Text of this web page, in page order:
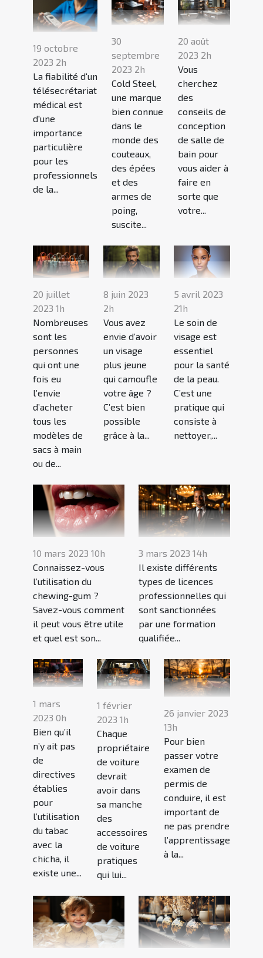
19 octobre
2023 2h
La fiabilité d'un
télésecrétariat
médical est
d'une
importance
particulière
pour les
professionnels
de la...
30
septembre
2023 2h
Cold Steel,
une marque
bien connue
dans le
monde des
couteaux,
des épées
et des
armes de
poing,
suscite...
20 août
2023 2h
Vous
cherchez
des
conseils de
conception
de salle de
bain pour
vous aider à
faire en
sorte que
votre...
20 juillet
2023 1h
Nombreuses
sont les
personnes
qui ont une
fois eu
l’envie
d’acheter
tous les
modèles de
sacs à main
ou de...
8 juin 2023
2h
Vous avez
envie d’avoir
un visage
plus jeune
qui camoufle
votre âge ?
C’est bien
possible
grâce à la...
5 avril 2023
21h
Le soin de
visage est
essentiel
pour la santé
de la peau.
C’est une
pratique qui
consiste à
nettoyer,...
10 mars 2023 10h
Connaissez-vous
l’utilisation du
chewing-gum ?
Savez-vous comment
il peut vous être utile
et quel est son...
3 mars 2023 14h
Il existe différents
types de licences
professionnelles qui
sont sanctionnées
par une formation
qualifiée...
1 mars
2023 0h
Bien qu’il
n’y ait pas
de
directives
établies
pour
l’utilisation
du tabac
avec la
chicha, il
existe une...
1 février
2023 1h
Chaque
propriétaire
de voiture
devrait
avoir dans
sa manche
des
accessoires
de voiture
pratiques
qui lui...
26 janvier 2023
13h
Pour bien
passer votre
examen de
permis de
conduire, il est
important de
ne pas prendre
l’apprentissage
à la...